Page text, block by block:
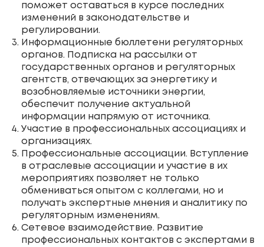
поможет оставаться в курсе последних
изменений в законодательстве и
регулировании.
Информационные бюллетени регуляторных
органов. Подписка на рассылки от
государственных органов и регуляторных
агентств, отвечающих за энергетику и
возобновляемые источники энергии,
обеспечит получение актуальной
информации напрямую от источника.
Участие в профессиональных ассоциациях и
организациях.
Профессиональные ассоциации. Вступление
в отраслевые ассоциации и участие в их
мероприятиях позволяет не только
обмениваться опытом с коллегами, но и
получать экспертные мнения и аналитику по
регуляторным изменениям.
Сетевое взаимодействие. Развитие
профессиональных контактов с экспертами в